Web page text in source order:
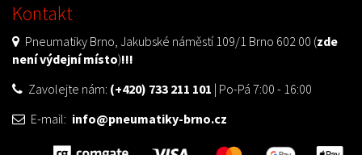
Kontakt
Pneumatiky Brno, Jakubské náměstí 109/1 Brno 602 00 (zde
není výdejní místo)!!!
Zavolejte nám: (+420) 733 211 101 | Po-Pá 7:00 - 16:00
E-mail: info@pneumatiky-brno.cz